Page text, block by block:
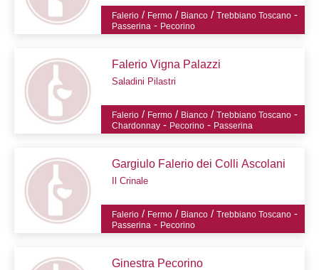
Falerio / Fermo / Bianco /Trebbiano Toscano -
Passerina - Pecorino
Falerio Vigna Palazzi
Saladini Pilastri
Falerio / Fermo / Bianco /Trebbiano Toscano -
Chardonnay - Pecorino - Passerina
Gargiulo Falerio dei Colli Ascolani
Il Crinale
Falerio / Fermo / Bianco /Trebbiano Toscano -
Passerina - Pecorino
Ginestra Pecorino